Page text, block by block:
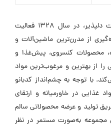
شرکت کدبانو، تولیدکننده محصولات دلپذیر، در سال ۱۳۲۸ فعالیت
از مدرن‌ترین ماشین‌آلات و
محصولات کنسروی، پیش‌غذا و
از بهترین و مرغوب‌ترین مواد
با توجه به چشم‌انداز کدبانو
غذایی در خاورمیانه و ارتقای
تولید و عرضه محصولاتی سالم
مجموعه به‌صورت مستمر در نظر